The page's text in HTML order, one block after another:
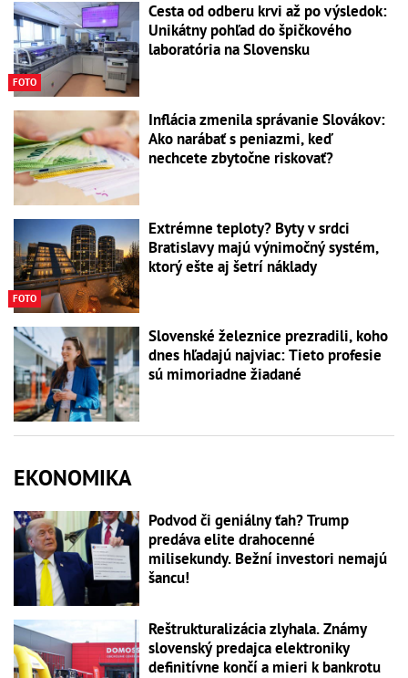
FOTO
Cesta od odberu krvi až po výsledok:
Unikátny pohľad do špičkového
laboratória na Slovensku
Inflácia zmenila správanie Slovákov:
Ako narábať s peniazmi, keď
nechcete zbytočne riskovať?
FOTO
Extrémne teploty? Byty v srdci
Bratislavy majú výnimočný systém,
ktorý ešte aj šetrí náklady
Slovenské železnice prezradili, koho
dnes hľadajú najviac: Tieto profesie
sú mimoriadne žiadané
EKONOMIKA
Podvod či geniálny ťah? Trump
predáva elite drahocenné
milisekundy. Bežní investori nemajú
šancu!
Reštrukturalizácia zlyhala. Známy
slovenský predajca elektroniky
definitívne končí a mieri k bankrotu